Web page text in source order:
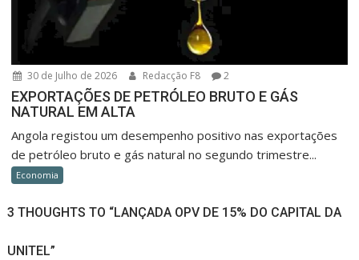
30 de Julho de 2026 Redacção F8 2
EXPORTAÇÕES DE PETRÓLEO BRUTO E GÁS
NATURAL EM ALTA
Angola registou um desempenho positivo nas exportações
de petróleo bruto e gás natural no segundo trimestre...
Economia
3 THOUGHTS TO “LANÇADA OPV DE 15% DO CAPITAL DA
UNITEL”